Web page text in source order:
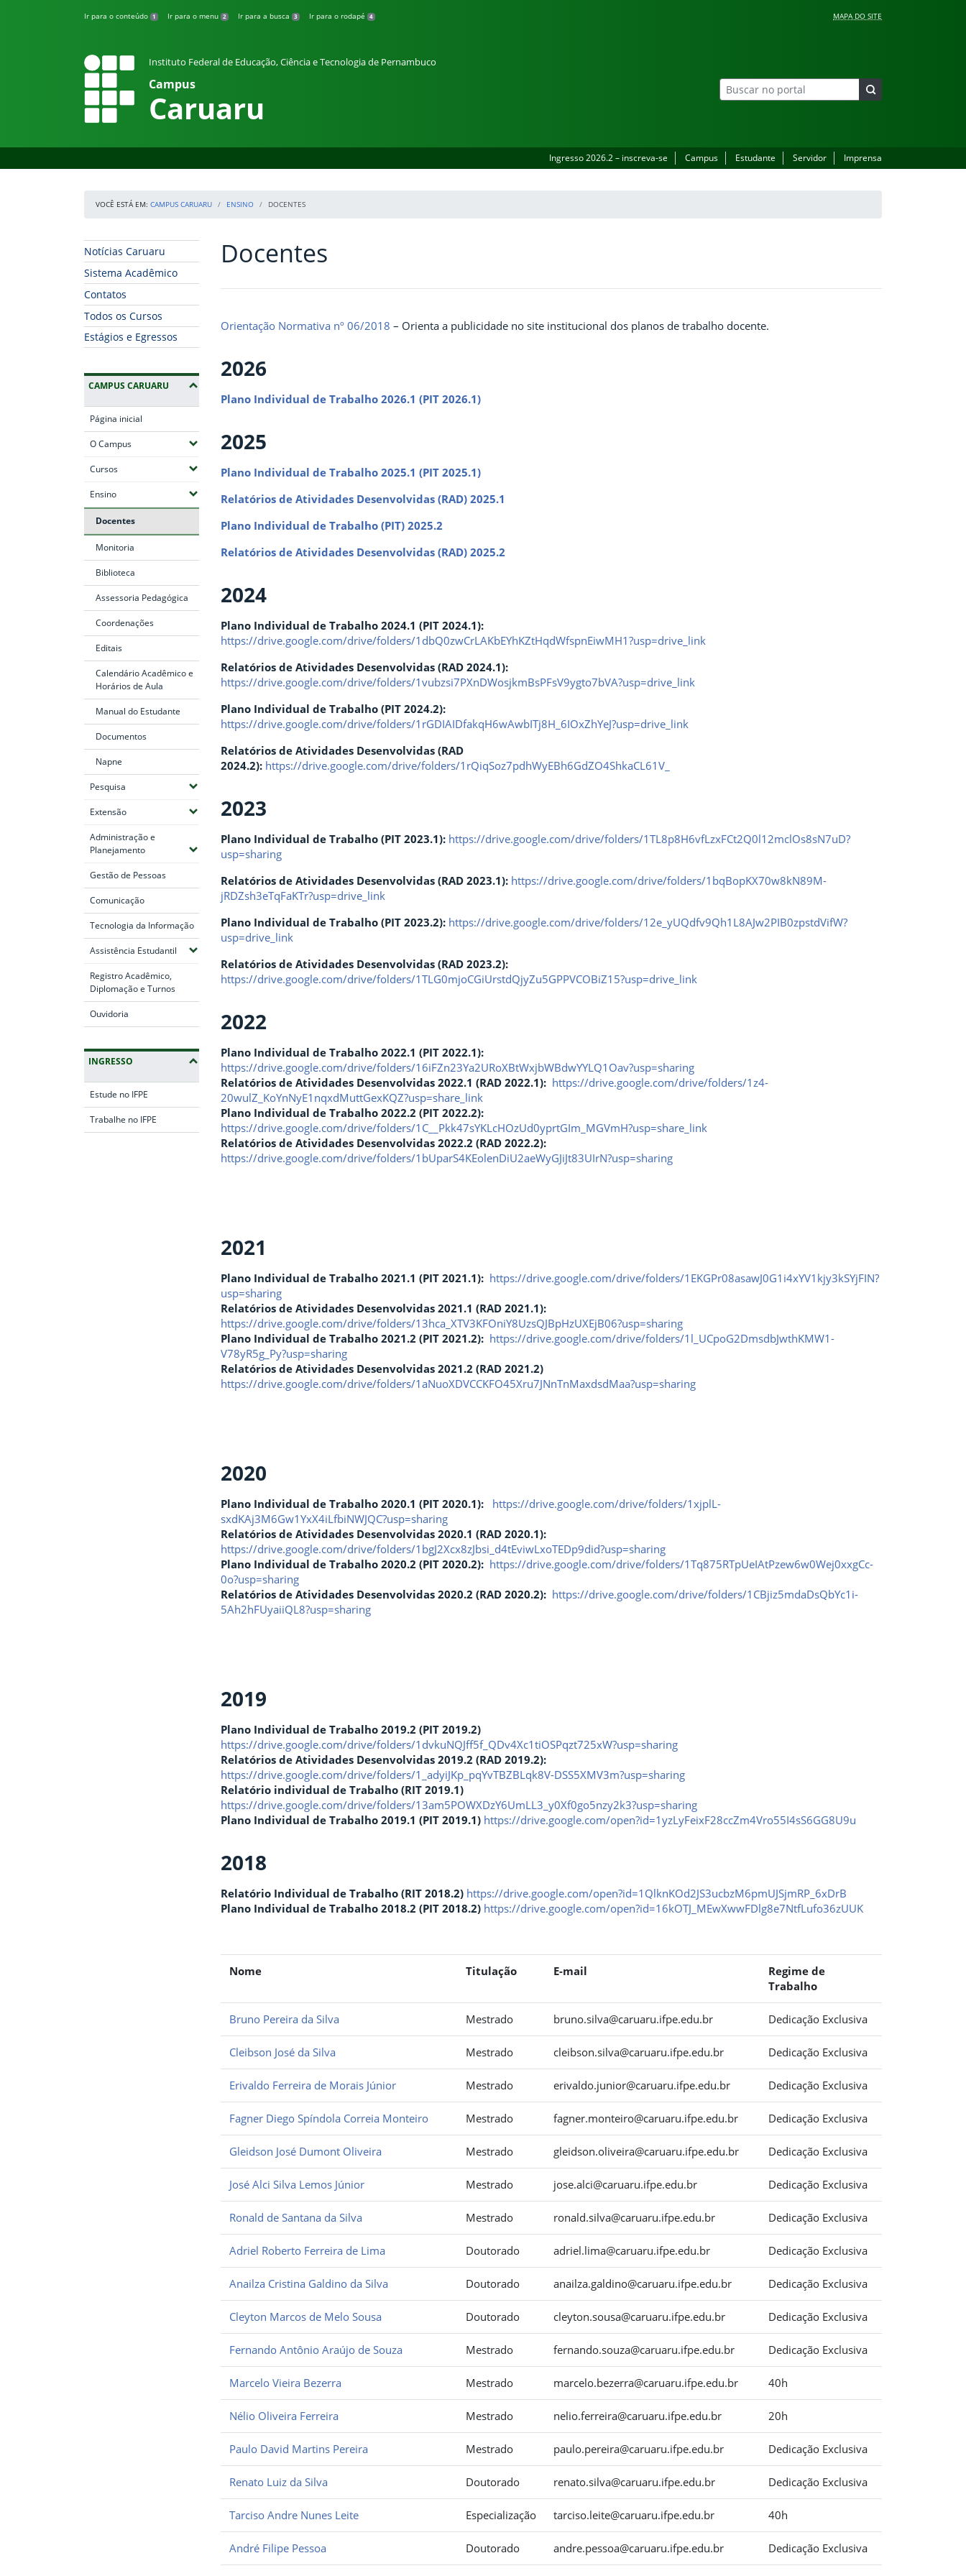
Ir para o conteúdo 1 Ir para o menu 2 Ir para a busca 3 Ir para o rodapé 4 MAPA DO SITE
Instituto Federal de Educação, Ciência e Tecnologia de Pernambuco
Campus
Caruaru
Ingresso 2026.2 – inscreva-se Campus Estudante Servidor Imprensa
VOCÊ ESTÁ EM: CAMPUS CARUARU ENSINO DOCENTES
Início da navegação
Notícias Caruaru
Sistema Acadêmico
Contatos
Todos os Cursos
Estágios e Egressos
CAMPUS CARUARU
Página inicial
O Campus(Expandir submenus)
Cursos(Expandir submenus)
Ensino(Expandir submenus)
Docentes
Monitoria
Biblioteca
Assessoria Pedagógica
Coordenações
Editais
Calendário Acadêmico e
Horários de Aula
Manual do Estudante
Documentos
Napne
Pesquisa (Expandir submenus)
Extensão(Expandir submenus)
Administração e
Planejamento(Expandir submenus)
Gestão de Pessoas
Comunicação
Tecnologia da Informação
Assistência Estudantil (Expandir submenus)
Registro Acadêmico,
Diplomação e Turnos
Ouvidoria
INGRESSO
Estude no IFPE
Trabalhe no IFPE
Início do conteúdo
Docentes
Orientação Normativa nº 06/2018 – Orienta a publicidade no site institucional dos planos de trabalho docente.
2026
Plano Individual de Trabalho 2026.1 (PIT 2026.1)
2025
Plano Individual de Trabalho 2025.1 (PIT 2025.1)
Relatórios de Atividades Desenvolvidas (RAD) 2025.1
Plano Individual de Trabalho (PIT) 2025.2
Relatórios de Atividades Desenvolvidas (RAD) 2025.2
2024
Plano Individual de Trabalho 2024.1 (PIT 2024.1):
https://drive.google.com/drive/folders/1dbQ0zwCrLAKbEYhKZtHqdWfspnEiwMH1?usp=drive_link
Relatórios de Atividades Desenvolvidas (RAD 2024.1):
https://drive.google.com/drive/folders/1vubzsi7PXnDWosjkmBsPFsV9ygto7bVA?usp=drive_link
Plano Individual de Trabalho (PIT 2024.2):
https://drive.google.com/drive/folders/1rGDIAIDfakqH6wAwbITj8H_6IOxZhYeJ?usp=drive_link
Relatórios de Atividades Desenvolvidas (RAD
2024.2): https://drive.google.com/drive/folders/1rQiqSoz7pdhWyEBh6GdZO4ShkaCL61V_
2023
Plano Individual de Trabalho (PIT 2023.1): https://drive.google.com/drive/folders/1TL8p8H6vfLzxFCt2Q0l12mclOs8sN7uD?
usp=sharing
Relatórios de Atividades Desenvolvidas (RAD 2023.1): https://drive.google.com/drive/folders/1bqBopKX70w8kN89M-
jRDZsh3eTqFaKTr?usp=drive_link
Plano Individual de Trabalho (PIT 2023.2): https://drive.google.com/drive/folders/12e_yUQdfv9Qh1L8AJw2PIB0zpstdVifW?
usp=drive_link
Relatórios de Atividades Desenvolvidas (RAD 2023.2):
https://drive.google.com/drive/folders/1TLG0mjoCGiUrstdQjyZu5GPPVCOBiZ15?usp=drive_link
2022
Plano Individual de Trabalho 2022.1 (PIT 2022.1):
https://drive.google.com/drive/folders/16iFZn23Ya2URoXBtWxjbWBdwYYLQ1Oav?usp=sharing
Relatórios de Atividades Desenvolvidas 2022.1 (RAD 2022.1): https://drive.google.com/drive/folders/1z4-
20wulZ_KoYnNyE1nqxdMuttGexKQZ?usp=share_link
Plano Individual de Trabalho 2022.2 (PIT 2022.2):
https://drive.google.com/drive/folders/1C__Pkk47sYKLcHOzUd0yprtGIm_MGVmH?usp=share_link
Relatórios de Atividades Desenvolvidas 2022.2 (RAD 2022.2):
https://drive.google.com/drive/folders/1bUparS4KEolenDiU2aeWyGJiJt83UIrN?usp=sharing
2021
Plano Individual de Trabalho 2021.1 (PIT 2021.1): https://drive.google.com/drive/folders/1EKGPr08asawJ0G1i4xYV1kjy3kSYjFIN?
usp=sharing
Relatórios de Atividades Desenvolvidas 2021.1 (RAD 2021.1):
https://drive.google.com/drive/folders/13hca_XTV3KFOniY8UzsQJBpHzUXEjB06?usp=sharing
Plano Individual de Trabalho 2021.2 (PIT 2021.2): https://drive.google.com/drive/folders/1l_UCpoG2DmsdbJwthKMW1-
V78yR5g_Py?usp=sharing
Relatórios de Atividades Desenvolvidas 2021.2 (RAD 2021.2)
https://drive.google.com/drive/folders/1aNuoXDVCCKFO45Xru7JNnTnMaxdsdMaa?usp=sharing
2020
Plano Individual de Trabalho 2020.1 (PIT 2020.1):
https://drive.google.com/drive/folders/1xjplL-
sxdKAj3M6Gw1YxX4iLfbiNWJQC?usp=sharing
Relatórios de Atividades Desenvolvidas 2020.1 (RAD 2020.1):
https://drive.google.com/drive/folders/1bgJ2Xcx8zJbsi_d4tEviwLxoTEDp9did?usp=sharing
Plano Individual de Trabalho 2020.2 (PIT 2020.2): https://drive.google.com/drive/folders/1Tq875RTpUeIAtPzew6w0Wej0xxgCc-
0o?usp=sharing
Relatórios de Atividades Desenvolvidas 2020.2 (RAD 2020.2): https://drive.google.com/drive/folders/1CBjiz5mdaDsQbYc1i-
5Ah2hFUyaiiQL8?usp=sharing
2019
Plano Individual de Trabalho 2019.2 (PIT 2019.2)
https://drive.google.com/drive/folders/1dvkuNQJff5f_QDv4Xc1tiOSPqzt725xW?usp=sharing
Relatórios de Atividades Desenvolvidas 2019.2 (RAD 2019.2):
https://drive.google.com/drive/folders/1_adyiJKp_pqYvTBZBLqk8V-DSS5XMV3m?usp=sharing
Relatório individual de Trabalho (RIT 2019.1)
https://drive.google.com/drive/folders/13am5POWXDzY6UmLL3_y0Xf0go5nzy2k3?usp=sharing
Plano Individual de Trabalho 2019.1 (PIT 2019.1) https://drive.google.com/open?id=1yzLyFeixF28ccZm4Vro55I4sS6GG8U9u
2018
Relatório Individual de Trabalho (RIT 2018.2) https://drive.google.com/open?id=1QlknKOd2JS3ucbzM6pmUJSjmRP_6xDrB
Plano Individual de Trabalho 2018.2 (PIT 2018.2) https://drive.google.com/open?id=16kOTJ_MEwXwwFDlg8e7NtfLufo36zUUK
Nome Titulação E-mail
Regime de
Trabalho
Bruno Pereira da Silva Mestrado bruno.silva@caruaru.ifpe.edu.br Dedicação Exclusiva
Cleibson José da Silva Mestrado cleibson.silva@caruaru.ifpe.edu.br Dedicação Exclusiva
Erivaldo Ferreira de Morais Júnior Mestrado erivaldo.junior@caruaru.ifpe.edu.br Dedicação Exclusiva
Fagner Diego Spíndola Correia Monteiro Mestrado fagner.monteiro@caruaru.ifpe.edu.br Dedicação Exclusiva
Gleidson José Dumont Oliveira Mestrado gleidson.oliveira@caruaru.ifpe.edu.br Dedicação Exclusiva
José Alci Silva Lemos Júnior Mestrado jose.alci@caruaru.ifpe.edu.br Dedicação Exclusiva
Ronald de Santana da Silva Mestrado ronald.silva@caruaru.ifpe.edu.br Dedicação Exclusiva
Adriel Roberto Ferreira de Lima Doutorado adriel.lima@caruaru.ifpe.edu.br Dedicação Exclusiva
Anailza Cristina Galdino da Silva Doutorado anailza.galdino@caruaru.ifpe.edu.br Dedicação Exclusiva
Cleyton Marcos de Melo Sousa Doutorado cleyton.sousa@caruaru.ifpe.edu.br Dedicação Exclusiva
Fernando Antônio Araújo de Souza Mestrado fernando.souza@caruaru.ifpe.edu.br Dedicação Exclusiva
Marcelo Vieira Bezerra Mestrado marcelo.bezerra@caruaru.ifpe.edu.br 40h
Nélio Oliveira Ferreira Mestrado nelio.ferreira@caruaru.ifpe.edu.br 20h
Paulo David Martins Pereira Mestrado paulo.pereira@caruaru.ifpe.edu.br Dedicação Exclusiva
Renato Luiz da Silva Doutorado renato.silva@caruaru.ifpe.edu.br Dedicação Exclusiva
Tarciso Andre Nunes Leite Especialização tarciso.leite@caruaru.ifpe.edu.br 40h
André Filipe Pessoa Doutorado andre.pessoa@caruaru.ifpe.edu.br Dedicação Exclusiva